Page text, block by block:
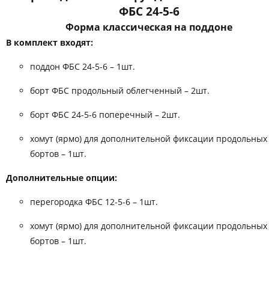
ФБС 24-5-6
Форма классическая на поддоне
В комплект входят:
поддон ФБС 24-5-6 – 1шт.
борт ФБС продольный облегченный – 2шт.
борт ФБС 24-5-6 поперечный – 2шт.
хомут (ярмо) для дополнительной фиксации продольных
бортов – 1шт.
Дополнительные опции:
перегородка ФБС 12-5-6 – 1шт.
хомут (ярмо) для дополнительной фиксации продольных
бортов – 1шт.